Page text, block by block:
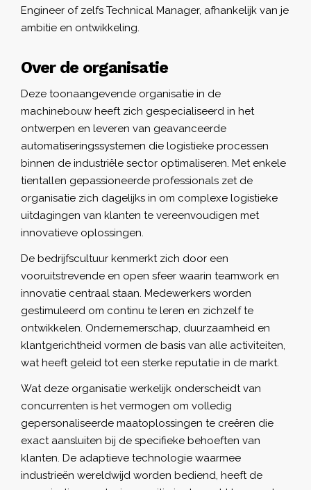
Engineer of zelfs Technical Manager, afhankelijk van je
ambitie en ontwikkeling.
Over de organisatie
Deze toonaangevende organisatie in de
machinebouw heeft zich gespecialiseerd in het
ontwerpen en leveren van geavanceerde
automatiseringssystemen die logistieke processen
binnen de industriële sector optimaliseren. Met enkele
tientallen gepassioneerde professionals zet de
organisatie zich dagelijks in om complexe logistieke
uitdagingen van klanten te vereenvoudigen met
innovatieve oplossingen.
De bedrijfscultuur kenmerkt zich door een
vooruitstrevende en open sfeer waarin teamwork en
innovatie centraal staan. Medewerkers worden
gestimuleerd om continu te leren en zichzelf te
ontwikkelen. Ondernemerschap, duurzaamheid en
klantgerichtheid vormen de basis van alle activiteiten,
wat heeft geleid tot een sterke reputatie in de markt.
Wat deze organisatie werkelijk onderscheidt van
concurrenten is het vermogen om volledig
gepersonaliseerde maatoplossingen te creëren die
exact aansluiten bij de specifieke behoeften van
klanten. De adaptieve technologie waarmee
industrieën wereldwijd worden bediend, heeft de